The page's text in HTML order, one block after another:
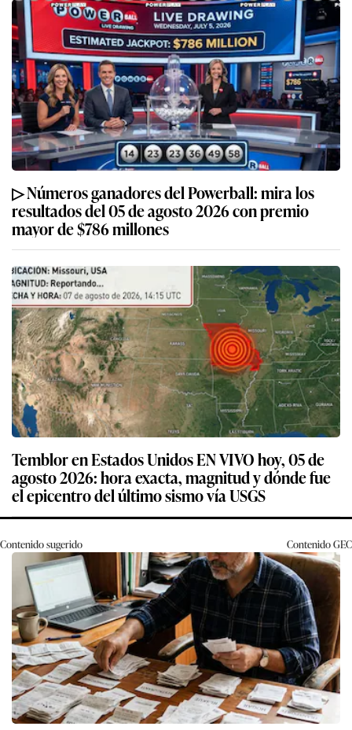
▷ Números ganadores del Powerball: mira los
resultados del 05 de agosto 2026 con premio
mayor de $786 millones
Temblor en Estados Unidos EN VIVO hoy, 05 de
agosto 2026: hora exacta, magnitud y dónde fue
el epicentro del último sismo vía USGS
Contenido sugerido ContenidoGEC